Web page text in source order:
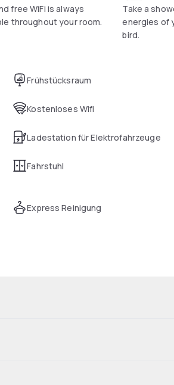
in every guestroom, television
tea, free welcome drink
The hotel offers fantastic
in the city.
the five/6 Hotel Splendour is the perfect
free WiFi is always
throughout your room.
Take a
energies of
bird.
Frühstücksraum
Kostenloses Wifi
Ladestation für Elektrofahrzeuge
Fahrstuhl
Express Reinigung